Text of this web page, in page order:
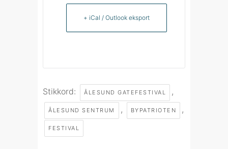
+ iCal / Outlook eksport
Stikkord: ÅLESUND GATEFESTIVAL ,
ÅLESUND SENTRUM , BYPATRIOTEN ,
FESTIVAL